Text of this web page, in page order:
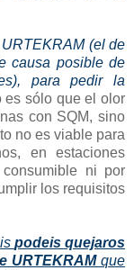
(el de
causa posible de
para pedir la
es sólo que el olor
con SQM, sino
no es viable para
en estaciones
ni por
los requisitos
podeis quejaros
URTEKRAMque